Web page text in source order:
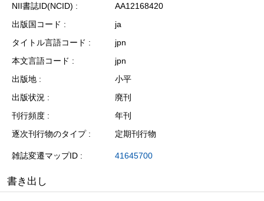
NII書誌ID(NCID)
AA12168420
出版国コード
ja
タイトル言語コード
jpn
本文言語コード
jpn
出版地
小平
出版状況
廃刊
刊行頻度
年刊
逐次刊行物のタイプ
定期刊行物
雑誌変遷マップID 41645700
書き出し